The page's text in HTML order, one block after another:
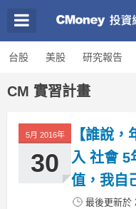
台股 美股 研究報告
CM 實習計畫
5月 2016年
30
【誰說
入 社會
值，我自
最後更新於